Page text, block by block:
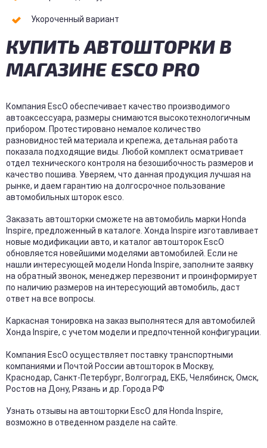
Укороченный вариант
КУПИТЬ АВТОШТОРКИ В
МАГАЗИНЕ ESCO PRO
Компания EscO обеспечивает качество производимого
автоаксессуара, размеры снимаются высокотехнологичным
прибором. Протестировано немалое количество
разновидностей материала и крепежа, детальная работа
показала подходящие виды. Любой комплект осматривает
отдел технического контроля на безошибочность размеров и
качество пошива. Уверяем, что данная продукция лучшая на
рынке, и даем гарантию на долгосрочное пользование
автомобильных шторок esco.
Заказать автошторки сможете на автомобиль марки Honda
Inspire, предложенный в каталоге. Хонда Inspire изготавливает
новые модификации авто, и каталог автошторок EscO
обновляется новейшими моделями автомобилей. Если не
нашли интересующей модели Honda Inspire, заполните заявку
на обратный звонок, менеджер перезвонит и проинформирует
по наличию размеров на интересующий автомобиль, даст
ответ на все вопросы.
Каркасная тонировка на заказ выполнятеся для автомобилей
Хонда Inspire, с учетом модели и предпочтенной конфигурации.
Компания EscO осуществляет поставку транспортными
компаниями и Почтой России автошторок в Москву,
Краснодар, Санкт-Петербург, Волгоград, ЕКБ, Челябинск, Омск,
Ростов на Дону, Рязань и др. Города РФ
Узнать отзывы на автошторки EscO для Honda Inspire,
возможно в отведенном разделе на сайте.